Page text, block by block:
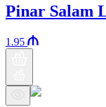
Pinar Salam
1.95